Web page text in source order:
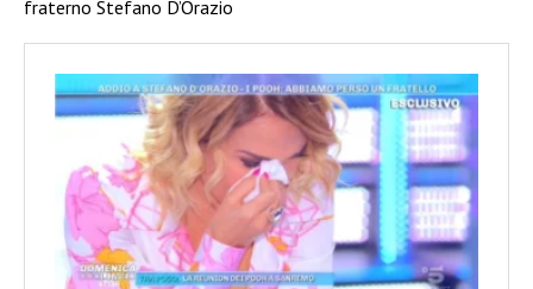
fraterno Stefano D’Orazio